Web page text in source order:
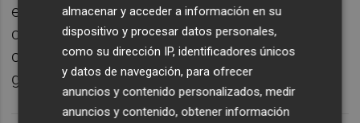
escena, para promover un pensamiento
crítico con respecto a los hábitos de
consumo establecidos de forma
generalizada”.
almacenar y acceder a información en su
dispositivo y procesar datos personales,
como su dirección IP, identificadores únicos
y datos de navegación, para ofrecer
anuncios y contenido personalizados, medir
anuncios y contenido, obtener información